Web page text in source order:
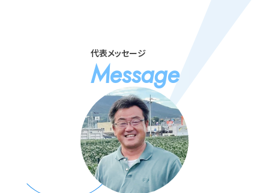
代表メッセージ
Message